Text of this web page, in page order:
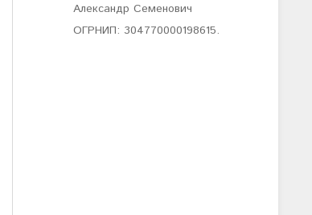
Александр Семенович
ОГРНИП: 304770000198615.